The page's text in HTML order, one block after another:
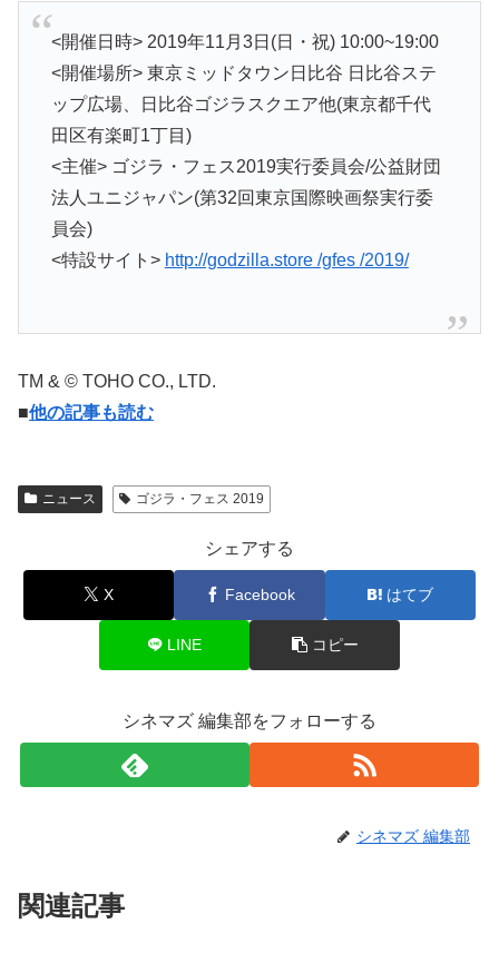
<開催日時> 2019年11月3日(日・祝) 10:00~19:00
<開催場所> 東京ミッドタウン日比谷 日比谷ステ
ップ広場、日比谷ゴジラスクエア他(東京都千代
田区有楽町1丁目)
<主催> ゴジラ・フェス2019実行委員会/公益財団
法人ユニジャパン(第32回東京国際映画祭実行委
員会)
<特設サイト> http://godzilla.store /gfes /2019/
TM & © TOHO CO., LTD.
■他の記事も読む
ニュース ゴジラ・フェス 2019
シェアする
X Facebook はてブ
LINE コピー
シネマズ 編集部をフォローする
シネマズ 編集部
関連記事